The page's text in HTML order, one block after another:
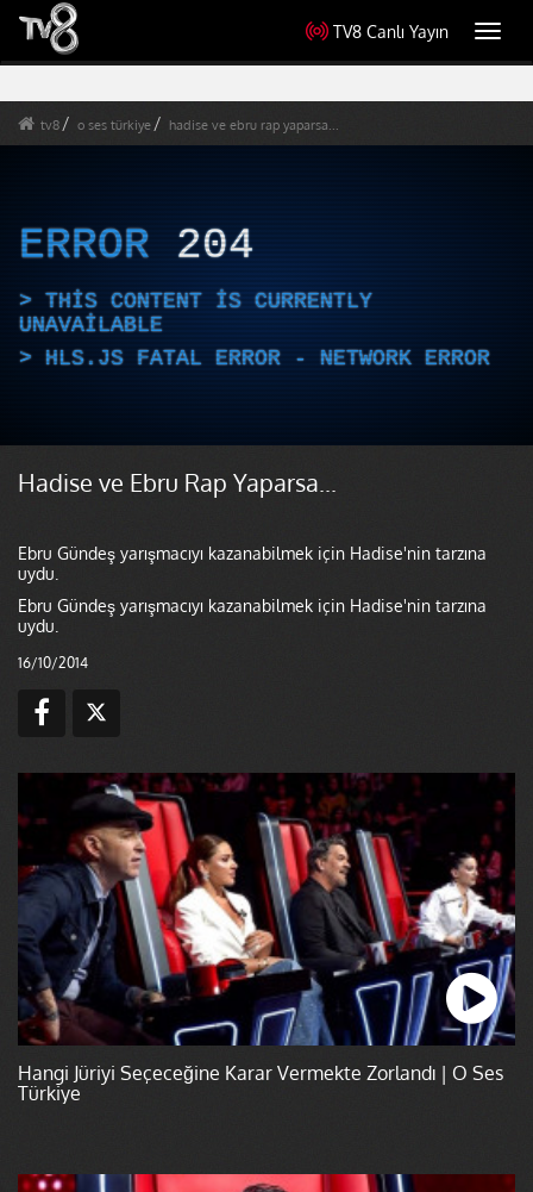
TV8 Canlı Yayın
tv8 o ses türkiye hadise ve ebru rap yaparsa...
ERROR 204
THIS CONTENT IS CURRENTLY
UNAVAILABLE
HLS.JS FATAL ERROR - NETWORK ERROR
Hadise ve Ebru Rap Yaparsa...
Ebru Gündeş yarışmacıyı kazanabilmek için Hadise'nin tarzına
uydu.
Ebru Gündeş yarışmacıyı kazanabilmek için Hadise'nin tarzına
uydu.
16/10/2014
Hangi Jüriyi Seçeceğine Karar Vermekte Zorlandı | O Ses
Türkiye